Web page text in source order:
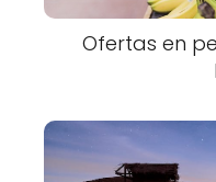
Ofertas en